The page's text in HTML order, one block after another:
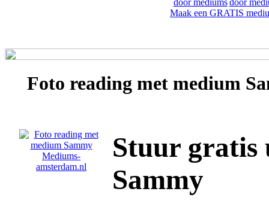
Maak een GRATIS
Foto reading met medium
Stuur gratis
Sammy